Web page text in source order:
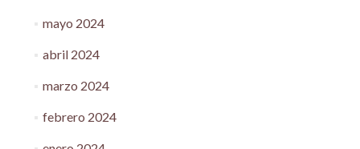
mayo 2024
abril 2024
marzo 2024
febrero 2024